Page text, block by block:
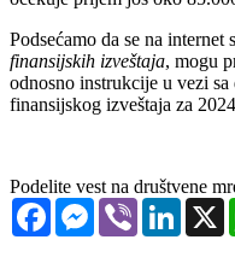
Podsećamo da se na
finansijskih izveštaja, mogu
odnosno instrukcije u vezi
finansijskog izveštaja za
Podelite vest na društvene
FacebookMessenger
Viber